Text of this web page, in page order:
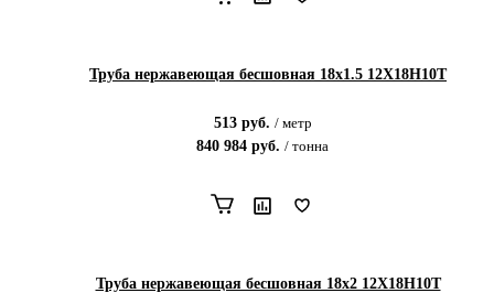
Труба нержавеющая бесшовная 18х1.5 12Х18Н10Т
513руб. / метр
840 984 руб. / тонна
Труба нержавеющая бесшовная 18х2 12Х18Н10Т